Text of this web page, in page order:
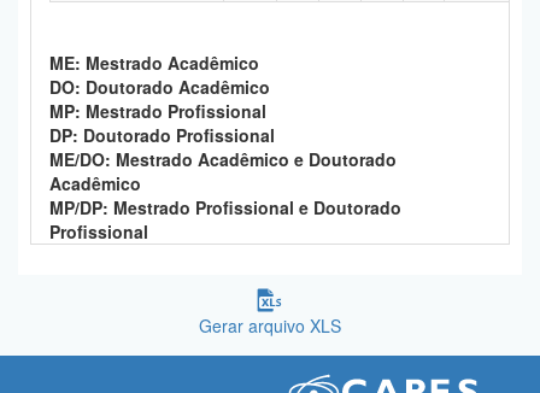
ME: Mestrado Acadêmico
DO: Doutorado Acadêmico
MP: Mestrado Profissional
DP: Doutorado Profissional
ME/DO: Mestrado Acadêmico e Doutorado
Acadêmico
MP/DP: Mestrado Profissional e Doutorado
Profissional
Gerar arquivo XLS